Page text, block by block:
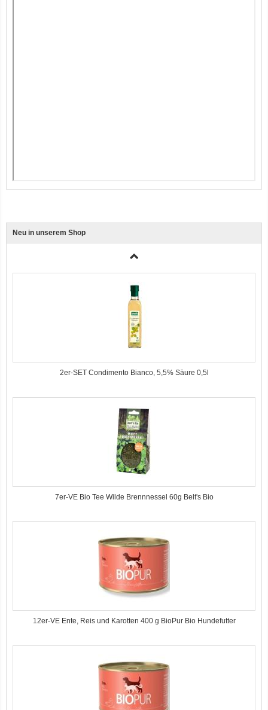
Neu in unserem Shop
2er-SET Condimento Bianco, 5,5% Säure 0,5l
7er-VE Bio Tee Wilde Brennnessel 60g Belt's Bio
12er-VE Ente, Reis und Karotten 400 g BioPur Bio Hundefutter